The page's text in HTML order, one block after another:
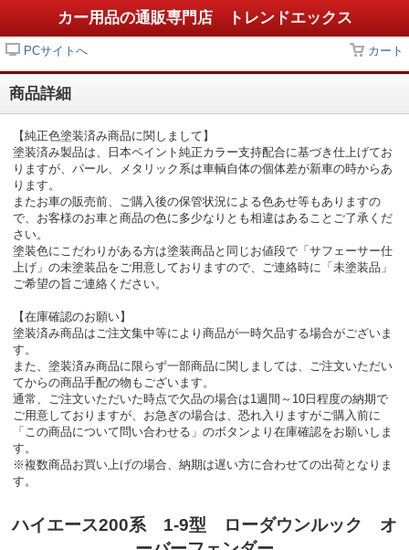
カー用品の通販専門店 トレンドエックス
PCサイトへ カート
商品詳細
【純正色塗装済み商品に関しまして】
塗装済み製品は、日本ペイント純正カラー支持配合に基づき仕上げてお
りますが、パール、メタリック系は車輌自体の個体差が新車の時からあ
ります。
またお車の販売前、ご購入後の保管状況による色あせ等もありますの
で、お客様のお車と商品の色に多少なりとも相違はあることご了承くだ
さい。
塗装色にこだわりがある方は塗装商品と同じお値段で「サフェーサー仕
上げ」の未塗装品をご用意しておりますので、ご連絡時に「未塗装品」
ご希望の旨ご連絡ください。
【在庫確認のお願い】
塗装済み商品はご注文集中等により商品が一時欠品する場合がございま
す。
また、塗装済み商品に限らず一部商品に関しましては、ご注文いただい
てからの商品手配の物もございます。
通常、ご注文いただいた時点で欠品の場合は1週間～10日程度の納期で
ご用意しておりますが、お急ぎの場合は、恐れ入りますがご購入前に
「この商品について問い合わせる」のボタンより在庫確認をお願いしま
す。
※複数商品お買い上げの場合、納期は遅い方に合わせての出荷となりま
す。
ハイエース200系 1-9型 ローダウンルック オ